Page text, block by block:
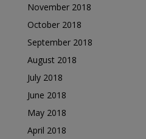
November 2018
October 2018
September 2018
August 2018
July 2018
June 2018
May 2018
April 2018